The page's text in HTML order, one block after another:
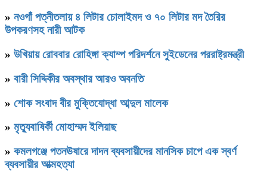
» নওগাঁ পত্নীতলায় ৪ লিটার চোলাইমদ ও ৭০ লিটার মদ তৈরির
উপকরণসহ নারী আটক
» উখিয়ায় রোববার রোহিঙ্গা ক্যাম্প পরিদর্শনে সুইডেনের পররাষ্ট্রমন্ত্রী
» বারী সিদ্দিকীর অবস্থার আরও অবনতি
» শোক সংবাদ বীর মুক্তিযোদ্ধা আব্দুল মালেক
» মৃত্যুবাষির্কী মোহাম্মদ ইলিয়াছ
» কমলগঞ্জে পতনঊষারে দাদন ব্যবসায়ীদের মানসিক চাপে এক স্বর্ণ
ব্যবসায়ীর আত্মহত্যা